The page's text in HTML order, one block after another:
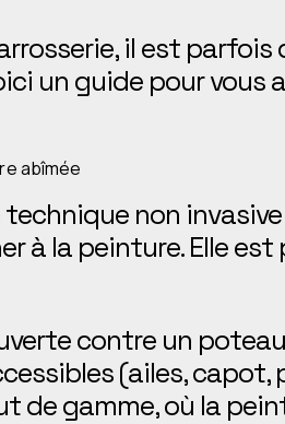
il est
un guide pour vous
abîmée
non
à la peinture. Elle
contre un
(ailes, capot,
de gamme, où la